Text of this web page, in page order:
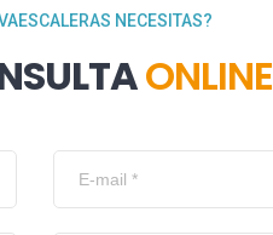
NECESITAS?
ONLINE